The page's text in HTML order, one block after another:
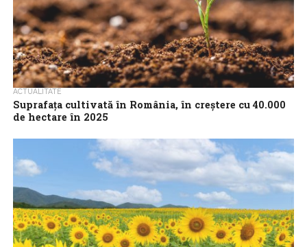
ACTUALITATE
Suprafața cultivată în România, în creștere cu 40.000
de hectare în 2025
țară, cu 40.000 de hectare, raportat la 2024, ajungând la 8,214
milioane...